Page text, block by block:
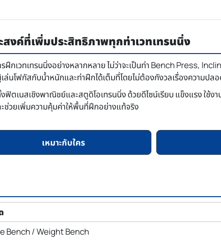
งค์ที่เพิ่มประสิทธิภาพทุกท่าเวทเทรนนิ่ง
กเวทเทรนนิ่งอย่างหลากหลาย ไม่ว่าจะเป็นท่า Bench Press,
นโฟกัสกับน้ำหนักและท่าฝึกได้เต็มที่โดยไม่ต้องกังวลเรื่องความปล
ฟิตเนสเชิงพาณิชย์และสตูดิโอเทรนนิ่ง ด้วยดีไซน์เรียบ แข็งแรง ใช้
ช่วยเพิ่มความคุ้มค่าให้พื้นที่ฝึกอย่างแท้จริง
เหมาะกับใคร
Bench / Weight Bench